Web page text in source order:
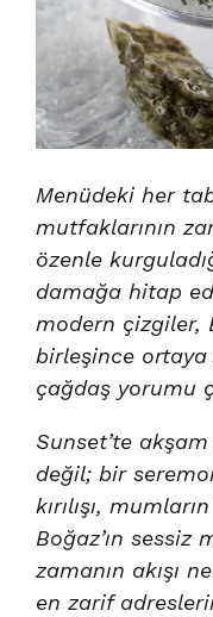
Menüdeki her
mutfaklarının
özenle
damağa hitap
modern çizgiler,
birleşince
çağdaş yorumu
Sunset’te
değil; bir
kırılışı,
Boğaz’ın sessiz
zamanın akışı
en zarif